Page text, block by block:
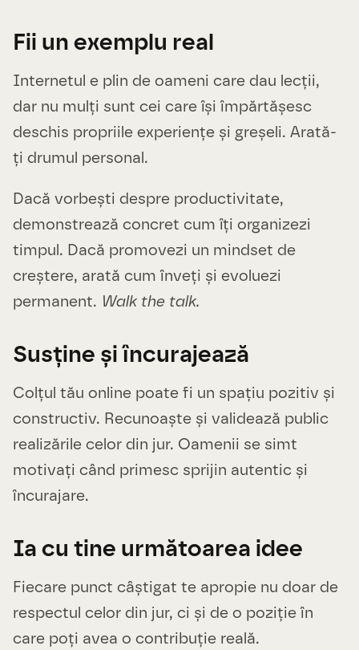
Fii un exemplu real
Internetul e plin de oameni care dau lecții,
dar nu mulți sunt cei care își împărtășesc
deschis propriile experiențe și greșeli. Arată-
ți drumul personal.
Dacă vorbești despre productivitate,
demonstrează concret cum îți organizezi
timpul. Dacă promovezi un mindset de
creștere, arată cum înveți și evoluezi
permanent. Walk the talk.
Susține și încurajează
Colțul tău online poate fi un spațiu pozitiv și
constructiv. Recunoaște și validează public
realizările celor din jur. Oamenii se simt
motivați când primesc sprijin autentic și
încurajare.
Ia cu tine următoarea idee
Fiecare punct câștigat te apropie nu doar de
respectul celor din jur, ci și de o poziție în
care poți avea o contribuție reală.